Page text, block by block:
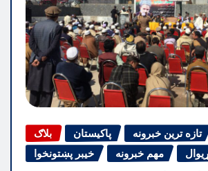
بلاګ پاکیستان
تازه ترین خبرونه
خیبر پښتونخوا
مهم خبرونه